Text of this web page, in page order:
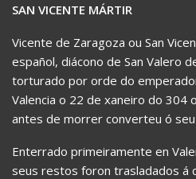
SAN VICENTE MÁRTIR
Vicente de Zaragoza ou San
español, diácono de San Valero
torturado por orde do
Valencia o 22 de xaneiro do 304
antes de morrer converteu ó
Enterrado primeiramente en
seus restos foron trasladados á